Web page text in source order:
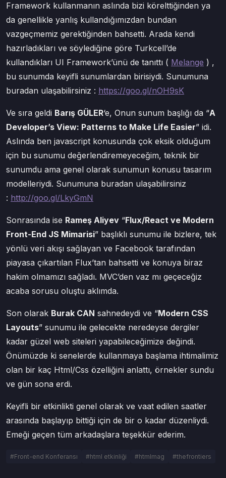
Framework kullanmanın aslında bizi körelttiğinden ya
da genellikle yanlış kullandığımızdan bundan
vazgeçmemiz gerektiğinden bahsetti. Arada kendi
hazırladıkları ve söylediğine göre Turkcell’de
kullandıkları UI Framework’ünü de tanıttı ( Melange ) ,
bu sunumda keyifli sunumlardan birisiydi. Sunumuna
buradan ulaşabilirsiniz : https://goo.gl/nOH9sK
Ve sıra geldi Barış GÜLER‘e, Onun sunum başlığı da “A
Developer’s View: Patterns to Make Life Easier” idi.
Aslında ben javascript konusunda çok eksik olduğum
için bu sunumu değerlendiremeyeceğim, teknik bir
sunumdu ama genel olarak sunumun konusu tasarım
modelleriydi. Sunumuna buradan ulaşabilirsiniz
: http://goo.gl/LkyGmN
Sonrasında ise Rameş Aliyev “Flux/React ve Modern
Front-End JS Mimarisi” başlıklı sunumu ile bizlere, tek
yönlü veri akışı sağlayan ve Facebook tarafından
piayasa çıkartılan Flux’tan bahsetti ve konuya biraz
hakim olmamızı sağladı. MVC’den vaz mı geçeceğiz
acaba sorusu oluştu aklımda.
Son olarak Burak CAN sahnedeydi ve “Modern CSS
Layouts” sunumu ile gelecekte neredeyse dergiler
kadar güzel web siteleri yapabileceğimize değindi.
Önümüzde ki senelerde kullanmaya başlama ihtimalimiz
olan bir kaç Html/Css özelliğini anlattı, örnekler sundu
ve gün sona erdi.
Keyifli bir etkinlikti genel olarak ve vaat edilen saatler
arasında başlayıp bittiği için de bir o kadar düzenliydi.
Emeği geçen tüm arkadaşlara teşekkür ederim.
#Front-end Konferansı #html etkinliği #htmlmag #thefrontiers